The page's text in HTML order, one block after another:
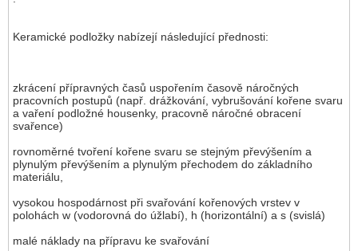
Keramické podložky nabízejí následující přednosti:
zkrácení přípravných časů uspořením časově náročných
pracovních postupů (např. drážkování, vybrušování kořene svaru
a vaření podložné housenky, pracovně náročné obracení
svařence)
rovnoměrné tvoření kořene svaru se stejným převýšením a
plynulým převýšením a plynulým přechodem do základního
materiálu,
vysokou hospodárnost při svařování kořenových vrstev v
polohách w (vodorovná do úžlabí), h (horizontální) a s (svislá)
malé náklady na přípravu ke svařování